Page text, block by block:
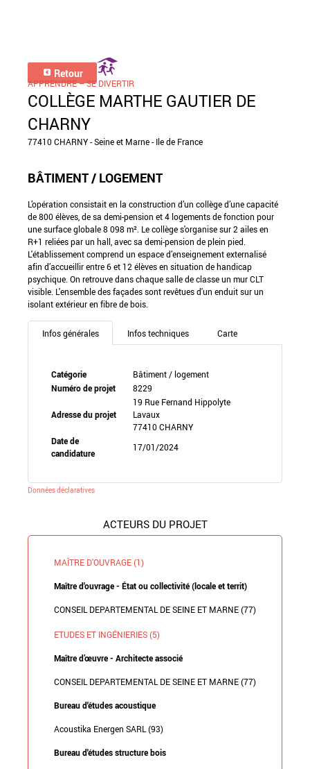
Retour
APPRENDRE – SE DIVERTIR
COLLÈGE MARTHE GAUTIER DE
CHARNY
77410 CHARNY - Seine et Marne - Ile de France
BÂTIMENT / LOGEMENT
L’opération consistait en la construction d’un collège d’une capacité
de 800 élèves, de sa demi-pension et 4 logements de fonction pour
une surface globale 8 098 m². Le collège s'organise sur 2 ailes en
R+1 reliées par un hall, avec sa demi-pension de plein pied.
L'établissement comprend un espace d’enseignement externalisé
afin d’accueillir entre 6 et 12 élèves en situation de handicap
psychique. On retrouve dans chaque salle de classe un mur CLT
visible. L'ensemble des façades sont revêtues d'un enduit sur un
isolant extérieur en fibre de bois.
Infos générales Infos techniques Carte
Catégorie
Bâtiment / logement
Numéro de projet
8229
Adresse du projet
19 Rue Fernand Hippolyte
Lavaux
77410 CHARNY
Date de
candidature
17/01/2024
Données déclaratives
ACTEURS DU PROJET
MAÎTRE D'OUVRAGE (1)
Maître d'ouvrage - État ou collectivité (locale et territ)
CONSEIL DEPARTEMENTAL DE SEINE ET MARNE (77)
ETUDES ET INGÉNIERIES (5)
Maître d’œuvre - Architecte associé
CONSEIL DEPARTEMENTAL DE SEINE ET MARNE (77)
Bureau d'études acoustique
Acoustika Energen SARL (93)
Bureau d'études structure bois